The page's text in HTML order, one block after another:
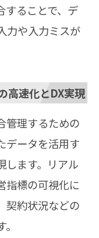
することで、デ
力や入力ミスが
高速化とDX実現
管理するための
データを活用す
します。リアル
指標の可視化に
契約状況などの